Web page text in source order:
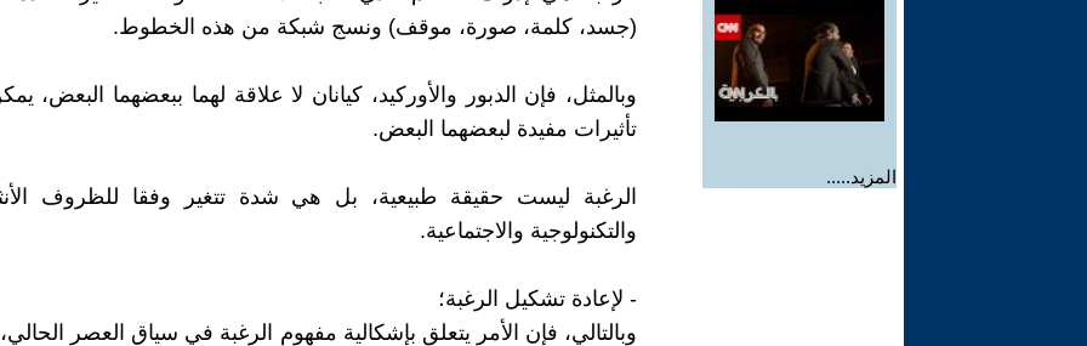
المزيد.....
(جسد، كلمة، صورة، موقف) ونسج شبكة من هذه الخطوط.
وبالمثل، فإن الدبور والأوركيد، كيانان لا علاقة لهما ببعضهما البعض،
تأثيرات مفيدة لبعضهما البعض.
الرغبة ليست حقيقة طبيعية، بل هي شدة تتغير وفقا للظروف
والتكنولوجية والاجتماعية.
- لإعادة تشكيل الرغبة؛
وبالتالي، فإن الأمر يتعلق بإشكالية مفهوم الرغبة في سياق العصر